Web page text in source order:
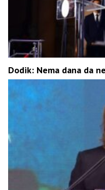
Dodik: Nema dana